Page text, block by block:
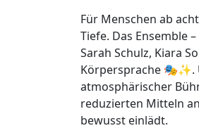
Für Menschen ab
Tiefe. Das Ensemble
Sarah Schulz, Kiara
Körpersprache 🎭✨.
atmosphärischer
reduzierten Mitteln
bewusst einlädt.